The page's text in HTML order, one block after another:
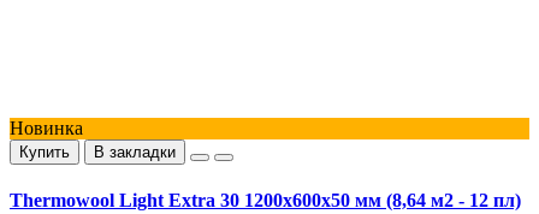
Новинка
Купить В закладки
Thermowool Light Extra 30 1200x600x50 мм (8,64 м2 - 12 пл)